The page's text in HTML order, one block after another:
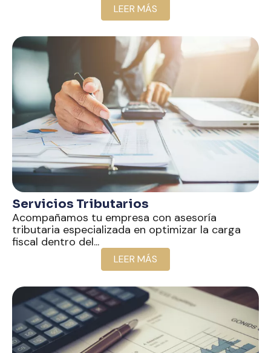
LEER MÁS
Servicios Tributarios
Acompañamos tu empresa con asesoría
tributaria especializada en optimizar la carga
fiscal dentro del...
LEER MÁS